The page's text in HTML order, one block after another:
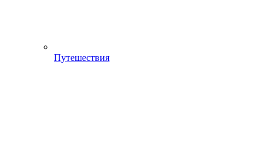
Путешествия